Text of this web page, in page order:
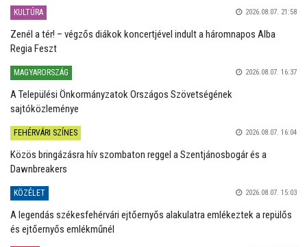
KULTÚRA 2026.08.07. 21:58
Zenél a tér! – végzős diákok koncertjével indult a háromnapos Alba
Regia Feszt
MAGYARORSZÁG 2026.08.07. 16:37
A Települési Önkormányzatok Országos Szövetségének
sajtóközleménye
FEHÉRVÁRI SZÍNES 2026.08.07. 16:04
Közös bringázásra hív szombaton reggel a Szentjánosbogár és a
Dawnbreakers
KÖZÉLET 2026.08.07. 15:03
A legendás székesfehérvári ejtőernyős alakulatra emlékeztek a repülős
és ejtőernyős emlékműnél